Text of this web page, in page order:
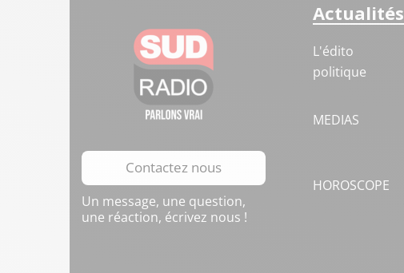
Contactez nous
Un message, une question,
une réaction, écrivez nous !
Actualités
L'édito
politique
MEDIAS
HOROSCOPE